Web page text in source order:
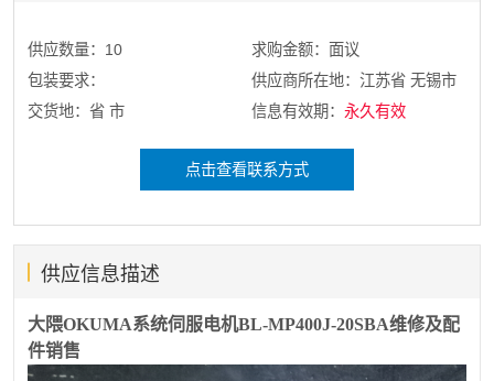
供应数量：10
求购金额：面议
包装要求：
供应商所在地：江苏省 无锡市
交货地：省 市
信息有效期： 永久有效
点击查看联系方式
供应信息描述
大隈OKUMA系统伺服电机BL-MP400J-20SBA维修及配
件销售